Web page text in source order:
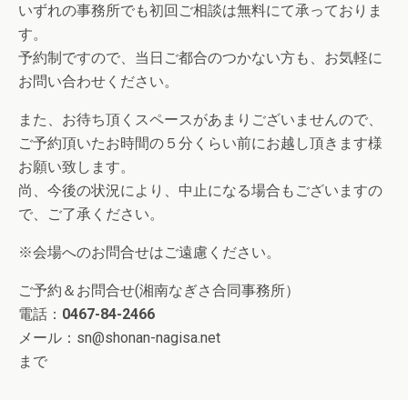
いずれの事務所でも初回ご相談は無料にて承っておりま
す。
予約制ですので、当日ご都合のつかない方も、お気軽に
お問い合わせください。
また、お待ち頂くスペースがあまりございませんので、
ご予約頂いたお時間の５分くらい前にお越し頂きます様
お願い致します。
尚、今後の状況により、中止になる場合もございますの
で、ご了承ください。
※会場へのお問合せはご遠慮ください。
ご予約＆お問合せ(湘南なぎさ合同事務所）
電話： 0467-84-2466
メール：sn@shonan-nagisa.net
まで